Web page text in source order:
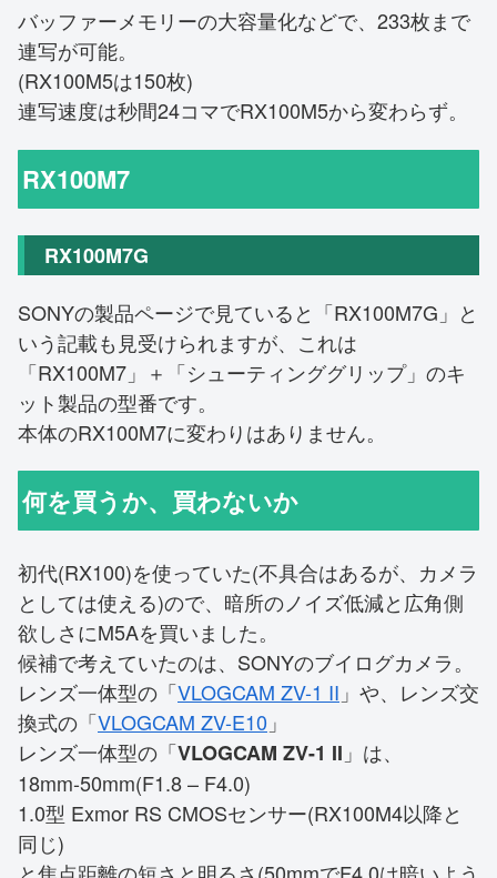
バッファーメモリーの大容量化などで、233枚まで
連写が可能。
(RX100M5は150枚)
連写速度は秒間24コマでRX100M5から変わらず。
RX100M7
RX100M7G
SONYの製品ページで見ていると「RX100M7G」と
いう記載も見受けられますが、これは
「RX100M7」＋「シューティンググリップ」のキ
ット製品の型番です。
本体のRX100M7に変わりはありません。
何を買うか、買わないか
初代(RX100)を使っていた(不具合はあるが、カメラ
としては使える)ので、暗所のノイズ低減と広角側
欲しさにM5Aを買いました。
候補で考えていたのは、SONYのブイログカメラ。
レンズ一体型の「VLOGCAM ZV-1 II 」や、レンズ交
換式の「VLOGCAM ZV-E10 」
レンズ一体型の「VLOGCAM ZV-1 II 」は、
18mm-50mm(F1.8 – F4.0)
1.0型 Exmor RS CMOSセンサー(RX100M4以降と
同じ)
と焦点距離の短さと明るさ(50mmでF4.0は暗いよう